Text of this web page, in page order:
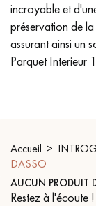
PARQUET
PARQUET LAMES
incroyable et
préservation de
assurant ainsi un
Parquet Interieur
Accueil
DASSO
AUCUN PRODUIT
Restez à l'écoute